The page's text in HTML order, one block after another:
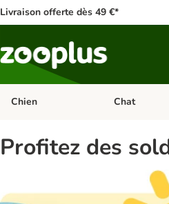
Livraison offerte dès 49 €*
Chien Dérouler les
Chat
Profitez des